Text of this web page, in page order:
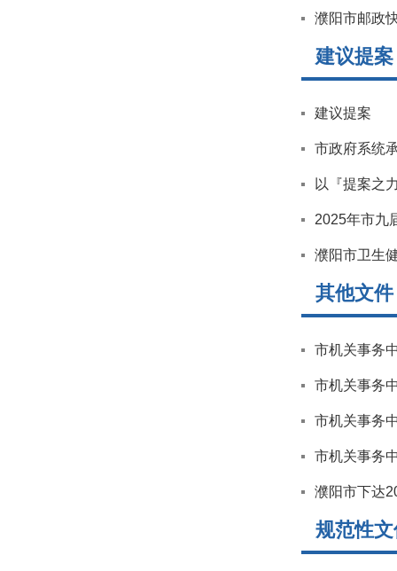
濮阳市邮政
建议提案
建议提案
市政府系统
以『提案之
2025年市九
濮阳市卫生
其他文件
市机关事务
市机关事务
市机关事务
市机关事务
濮阳市下达
规范性